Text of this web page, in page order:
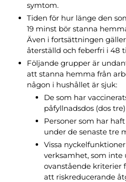
symtom.
Tiden för hur länge den
19 minst bör stanna
Även i fortsättningen
återställd och feberfri i 48
Följande grupper är
att stanna hemma från
någon i hushållet är sjuk:
De som har
påfyllnadsdos (dos tre)
Personer som har
under de senaste tre
Vissa
verksamhet, som inte
ovanstående kriterier
att riskreducerande